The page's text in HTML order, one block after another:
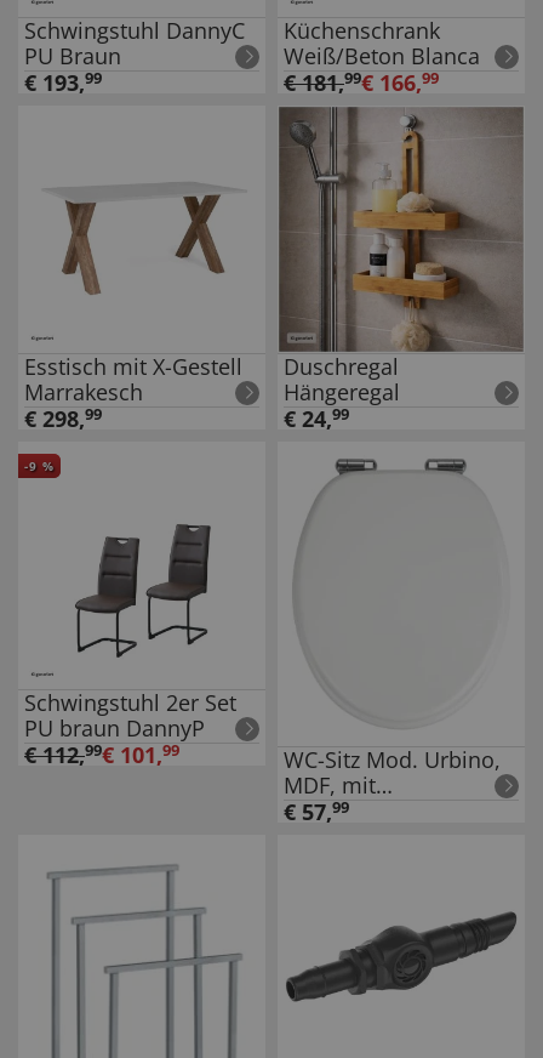
Schwingstuhl DannyC
PU Braun
€ 193,99
Küchenschrank
Weiß/Beton Blanca
€181,99€ 166,99
Esstisch mit X-Gestell
Marrakesch
€ 298,99
Duschregal
Hängeregal
€ 24,99
-9 %
Schwingstuhl 2er Set
PU braun DannyP
€112,99€ 101,99
WC-Sitz Mod. Urbino,
MDF, mit
Absenkautomatik
€ 57,99